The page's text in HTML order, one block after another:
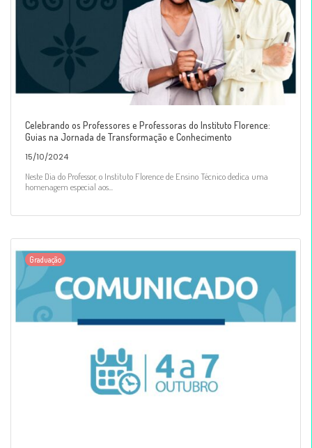
Celebrando os Professores e Professoras do Instituto Florence:
Guias na Jornada de Transformação e Conhecimento
15/10/2024
Neste Dia do Professor, o Instituto Florence de Ensino Técnico dedica uma
homenagem especial aos...
Graduação